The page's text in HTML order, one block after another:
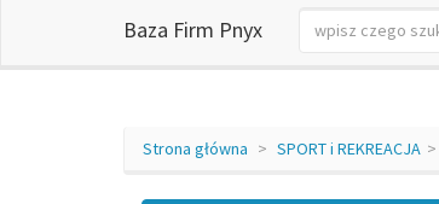
Baza Firm Pnyx
Strona główna SPORT i REKREACJA